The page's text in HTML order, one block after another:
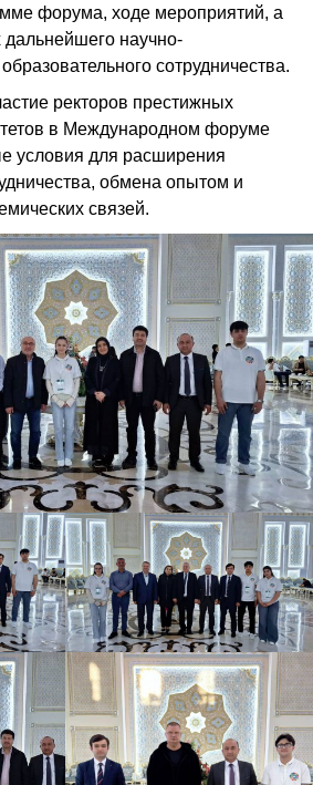
форума, ходе мероприятий, а
научно-
сотрудничества.
ректоров престижных
в Международном форуме
условия для расширения
обмена опытом и
связей.